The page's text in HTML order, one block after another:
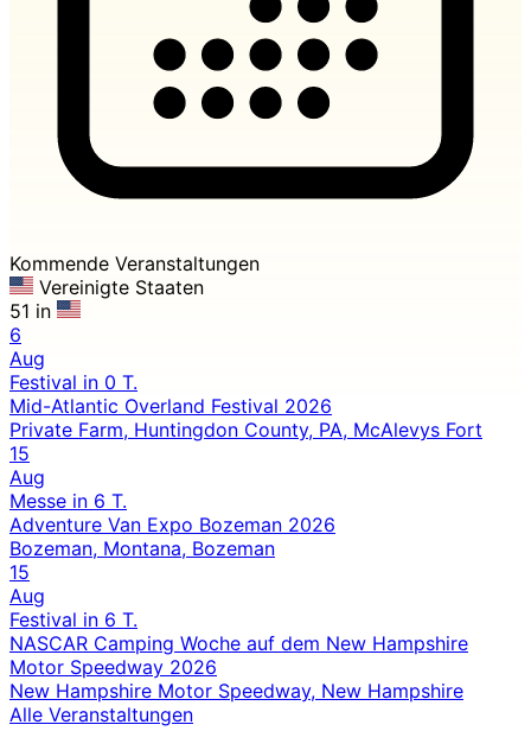
Kommende Veranstaltungen
Vereinigte Staaten
51 in
6
Aug
Festival in 0 T.
Mid-Atlantic Overland Festival 2026
Private Farm, Huntingdon County, PA, McAlevys Fort
15
Aug
Messe in 6 T.
Adventure Van Expo Bozeman 2026
Bozeman, Montana, Bozeman
15
Aug
Festival in 6 T.
NASCAR Camping Woche auf dem New Hampshire
Motor Speedway 2026
New Hampshire Motor Speedway, New Hampshire
Alle Veranstaltungen